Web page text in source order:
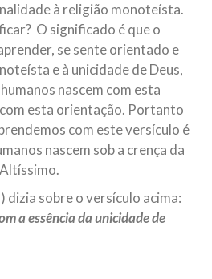
à religião monoteísta.
O significado é que o
se sente orientado e
e à unicidade de Deus,
nascem com esta
esta orientação. Portanto
com este versículo é
nascem sob a crença da
dizia sobre o versículo acima:
a essência da unicidade de